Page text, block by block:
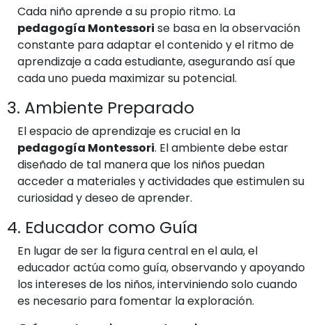
Cada niño aprende a su propio ritmo. La
pedagogía Montessori se basa en la observación
constante para adaptar el contenido y el ritmo de
aprendizaje a cada estudiante, asegurando así que
cada uno pueda maximizar su potencial.
3. Ambiente Preparado
El espacio de aprendizaje es crucial en la
pedagogía Montessori. El ambiente debe estar
diseñado de tal manera que los niños puedan
acceder a materiales y actividades que estimulen su
curiosidad y deseo de aprender.
4. Educador como Guía
En lugar de ser la figura central en el aula, el
educador actúa como guía, observando y apoyando
los intereses de los niños, interviniendo solo cuando
es necesario para fomentar la exploración.